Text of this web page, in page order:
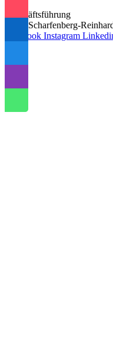
Geschäftsführung
Fabio Scharfenberg-
Facebook Instagram